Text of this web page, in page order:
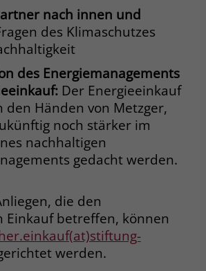
nach innen und
des Klimaschutzes
des Energiemanagements
Der Energieeinkauf
den Händen von Metzger,
noch stärker im
nachhaltigen
gedacht werden.
die den
Einkauf betreffen, können
werden.
Zweck von _fbp ist vollständig auf
Werbe- und Analysebemühungen
Facebook zurückzuführen. Dieses
ist ein Erstanbieter-Cookie, d. h.
platziert es, während ein
auf Facebook ist. Dieses
verfolgt die Besuche eines
auf verschiedenen Websites
meldet dieses Verhalten an
Facebook kann dann die
Daten nutzen, um den
relevantere Werbung zu
Das _fbp-Cookie sammelt keine
identifizierbaren
und wird von Facebook
platziert, um Daten an das